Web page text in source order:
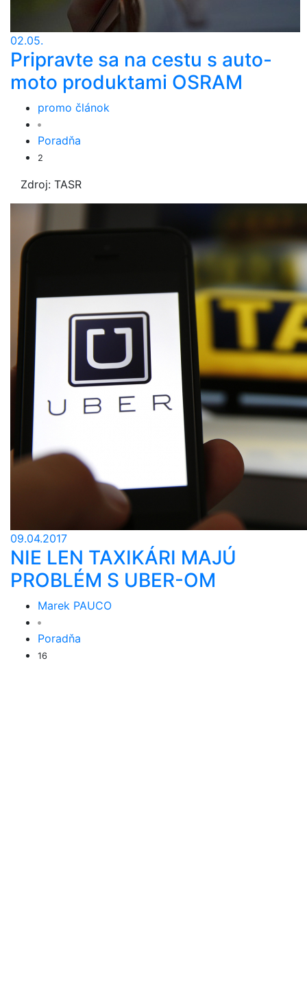
02.05.
Pripravte sa na cestu s auto-
moto produktami OSRAM
promo článok
Poradňa
2
Zdroj: TASR
09.04.2017
NIE LEN TAXIKÁRI MAJÚ
PROBLÉM S UBER-OM
Marek PAUCO
Poradňa
16